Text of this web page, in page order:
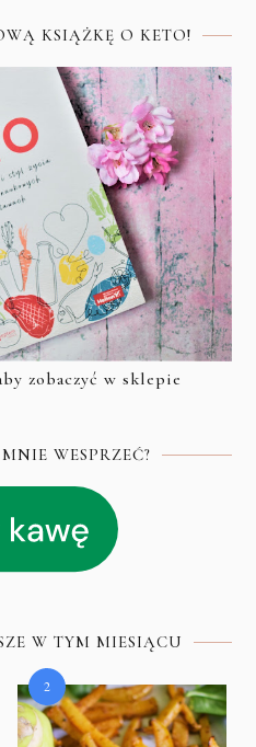
KSIĄŻKĘ O KETO!
zobaczyć w sklepie
WESPRZEĆ?
W TYM MIESIĄCU